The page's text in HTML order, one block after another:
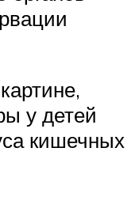
у детей
кишечных